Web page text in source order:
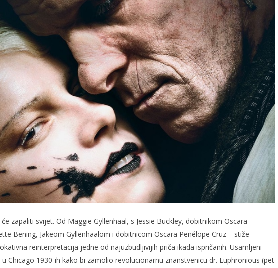
Popis poslova na području VPŽ
13.03.2026.
slatina.net
Ljeto donosi bezbrižnu igru, ali
i zdravstvene izazove
13.03.2026.
slatina.net
zapaliti svijet. Od Maggie Gyllenhaal, s Jessie Buckley, dobitnikom Oscara
Bening, Jakeom Gyllenhaalom i dobitnicom Oscara Penélope Cruz – stiže
reinterpretacija jedne od najuzbudljivijih priča ikada ispričanih. Usamljeni
Chicago 1930-ih kako bi zamolio revolucionarnu znanstvenicu dr. Euphronious (pet